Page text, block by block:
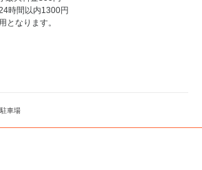
時間以内1300円
となります。
車場